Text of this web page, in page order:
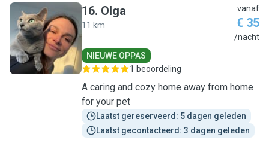
O
16. Olga
11 km
vanaf
€ 35
/nacht
NIEUWE OPPAS
1 beoordeling
A caring and cozy home away from home
for your pet
Laatst gereserveerd: 5 dagen geleden
Laatst gecontacteerd: 3 dagen geleden